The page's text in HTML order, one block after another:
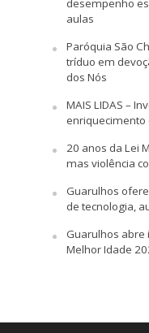
desempenho
aulas
Paróquia São
tríduo em
dos Nós
MAIS LIDAS –
enriquecimento
20 anos da Lei
mas violência
Guarulhos
de tecnologia,
Guarulhos abre
Melhor Idade